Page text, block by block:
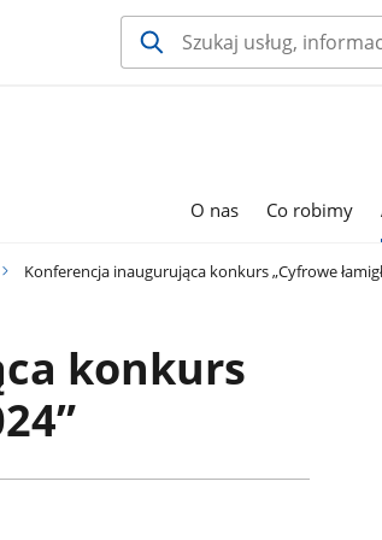
O nas Co robimy
Konferencja inaugurująca konkurs „Cyfrowe
konkurs